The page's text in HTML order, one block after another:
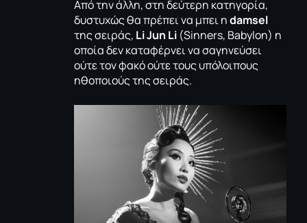
Από την άλλη, στη δεύτερη κατηγορία,
δυστυχώς θα πρέπει να μπει ηdamsel
της σειράς, Li Jun Li (Sinners, Babylon) η
οποία δεν καταφέρνει να σαγηνεύσει
ούτε τον φακό ούτε τους υπόλοιπους
ηθοποιούς της σειράς.